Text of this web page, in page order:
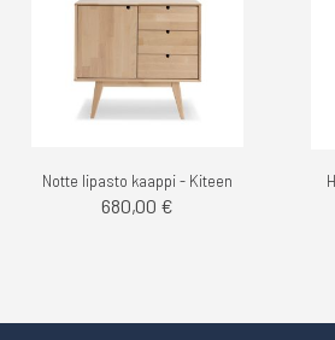
Notte lipasto kaappi - Kiteen
680,00 €